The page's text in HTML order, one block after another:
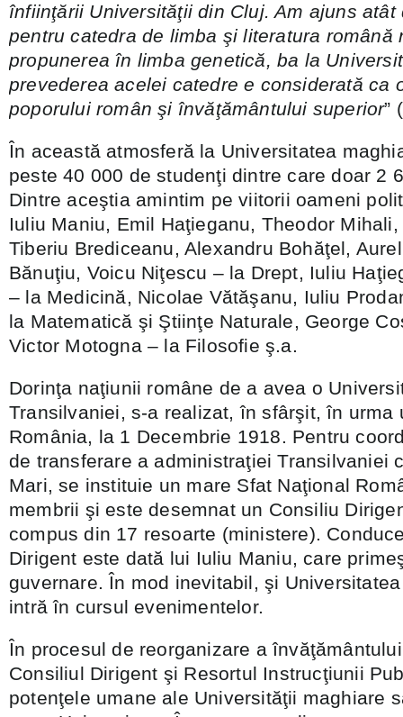
înfiinţării Universităţii din Cluj. Am ajuns
pentru catedra de limba şi literatura română
propunerea în limba genetică, ba la
prevederea acelei catedre e considerată ca
poporului român şi învăţământului superior”
În această atmosferă la Universitatea
peste 40 000 de studenţi dintre care doar 2
Dintre aceştia amintim pe viitorii oameni
Iuliu Maniu, Emil Haţieganu, Theodor
Tiberiu Brediceanu, Alexandru Bohăţel,
Bănuţiu, Voicu Niţescu – la Drept, Iuliu
– la Medicină, Nicolae Vătăşanu, Iuliu
la Matematică şi Ştiinţe Naturale, George
Victor Motogna – la Filosofie ş.a.
Dorinţa naţiunii române de a avea o
Transilvaniei, s-a realizat, în sfârşit, în urma
România, la 1 Decembrie 1918. Pentru
de transferare a administraţiei Transilvaniei
Mari, se instituie un mare Sfat Naţional
membrii şi este desemnat un Consiliu
compus din 17 resoarte (ministere).
Dirigent este dată lui Iuliu Maniu, care
guvernare. În mod inevitabil, şi
intră în cursul evenimentelor.
În procesul de reorganizare a
Consiliul Dirigent şi Resortul Instrucţiunii
potenţele umane ale Universităţii maghiare